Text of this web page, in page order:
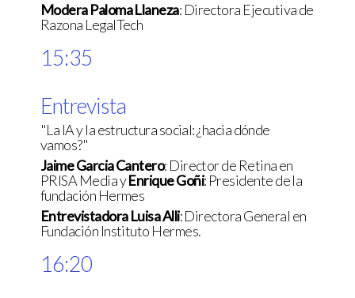
Modera Paloma Llaneza: Directora Ejecutiva de
Razona LegalTech
15:35
Entrevista
"La IA y la estructura social: ¿hacia dónde
vamos?"
Jaime Garcia Cantero: Director de Retina en
PRISA Media yEnrique Goñi: Presidente de la
fundación Hermes
Entrevistadora Luisa Alli: Directora General en
Fundación Instituto Hermes.
16:20